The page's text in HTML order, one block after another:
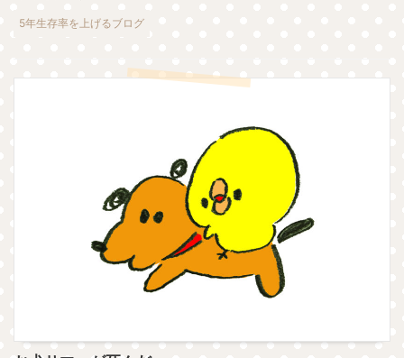
5年生存率を上げるブログ